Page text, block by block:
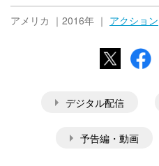
アメリカ ｜2016年 ｜ アクション
X
デジタル配信
予告編・動画